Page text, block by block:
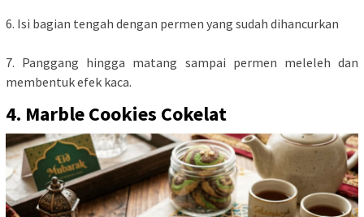
6. Isi bagian tengah dengan permen yang sudah dihancurkan
7. Panggang hingga matang sampai permen meleleh dan
membentuk efek kaca.
4. Marble Cookies Cokelat